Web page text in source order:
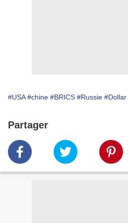
#USA #chine #BRICS #Russie #Dollar
Partager